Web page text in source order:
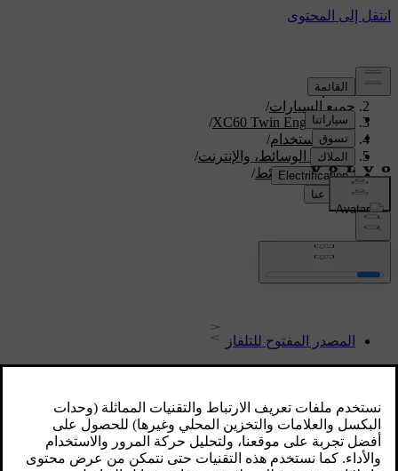
الدعم/
جميع السيارات/
XC60 Twin Engine 2020
/
دليل الاستخدام/
الصوت، الوسائط، والإنترنت/
مشغل الوسائط/
TV
TV
المصدر المفتوح للتلفاز